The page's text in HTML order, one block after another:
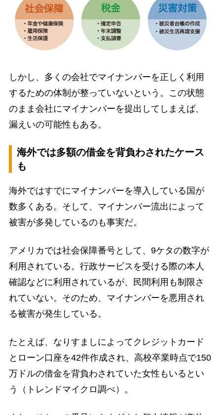
しかし、多くの会社でマイナンバーを正しく利用
するための体制が整っていないという。この状態
のまま会社にマイナンバーを提出してしまえば、
漏えいの可能性もある。
海外では多額の借金を背負わされたケース
も
海外ではすでにマイナンバーを導入している国が
数多くある。そして、マイナンバー流出によって
被害が多発しているのも事実だ。
アメリカでは社会保障番号として、9ケタの数字が
利用されている。行政サービスを受ける際の本人
確認などに利用されているが、民間利用も制限さ
れていない。そのため、マイナンバーを悪用され
る被害が発生している。
たとえば、なりすましによってクレジットカード
とローン口座を42件作成され、高校卒業時点で150
万ドルの借金を背負わされていた女性もいるとい
う（トレンドマイクロ調べ）。